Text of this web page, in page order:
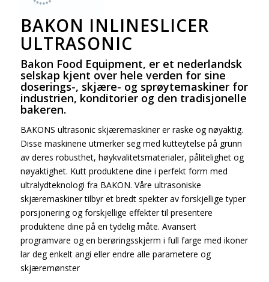
BAKON INLINESLICER
ULTRASONIC
Bakon Food Equipment, er et nederlandsk
selskap kjent over hele verden for sine
doserings-, skjære- og sprøytemaskiner for
industrien, konditorier og den tradisjonelle
bakeren.
BAKONS ultrasonic skjæremaskiner er raske og nøyaktig.
Disse maskinene utmerker seg med kutteytelse på grunn
av deres robusthet, høykvalitetsmaterialer, pålitelighet og
nøyaktighet. Kutt produktene dine i perfekt form med
ultralydteknologi fra BAKON. Våre ultrasoniske
skjæremaskiner tilbyr et bredt spekter av forskjellige typer
porsjonering og forskjellige effekter til presentere
produktene dine på en tydelig måte. Avansert
programvare og en berøringsskjerm i full farge med ikoner
lar deg enkelt angi eller endre alle parametere og
skjæremønster